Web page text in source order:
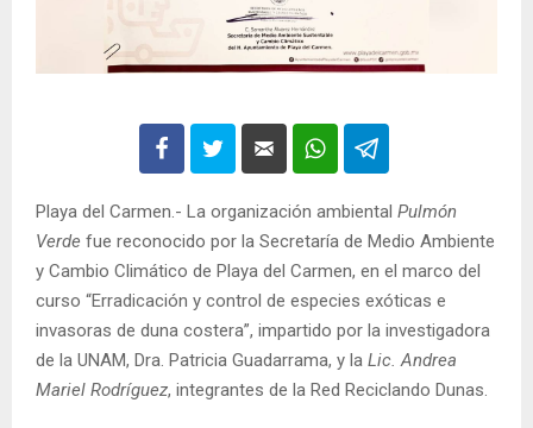
Playa del Carmen.- La organización ambiental Pulmón
Verde fue reconocido por la Secretaría de Medio Ambiente
y Cambio Climático de Playa del Carmen, en el marco del
curso “Erradicación y control de especies exóticas e
invasoras de duna costera”, impartido por la investigadora
de la UNAM, Dra. Patricia Guadarrama, y la Lic. Andrea
Mariel Rodríguez, integrantes de la Red Reciclando Dunas.